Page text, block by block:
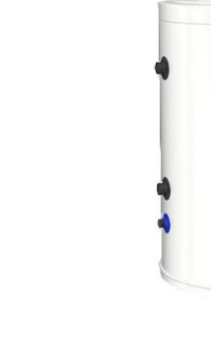
+375 44 521-06-41